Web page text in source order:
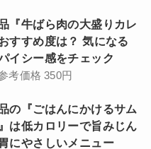
『牛ばら肉の大盛りカレ
すすめ度は？ 気になる
イシー感をチェック
考価格 350円
の『ごはんにかけるサム
は低カロリーで旨みじん
にやさしいメニュー